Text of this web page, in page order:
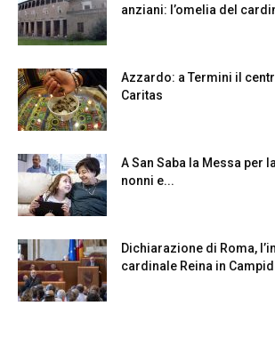
anziani: l’omelia del
Azzardo: a Termini il
Caritas
A San Saba la Messa per
nonni e...
Dichiarazione di Roma,
cardinale Reina in